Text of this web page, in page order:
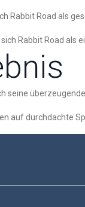
Rabbit Road als
Rabbit Road als
seine
auf durchdachte